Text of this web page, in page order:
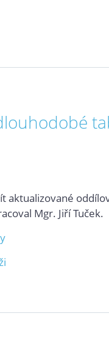
aktualizované
Mgr. Jiří Tuček.